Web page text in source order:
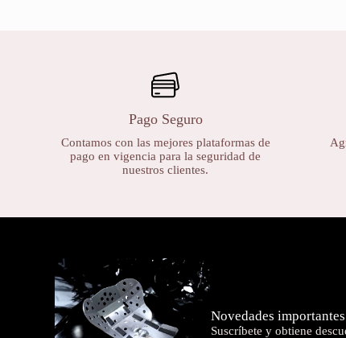
Pago Seguro
Contamos con las mejores plataformas de
pago en vigencia para la seguridad de
nuestros clientes.
Novedades
Suscríbete y obtiene